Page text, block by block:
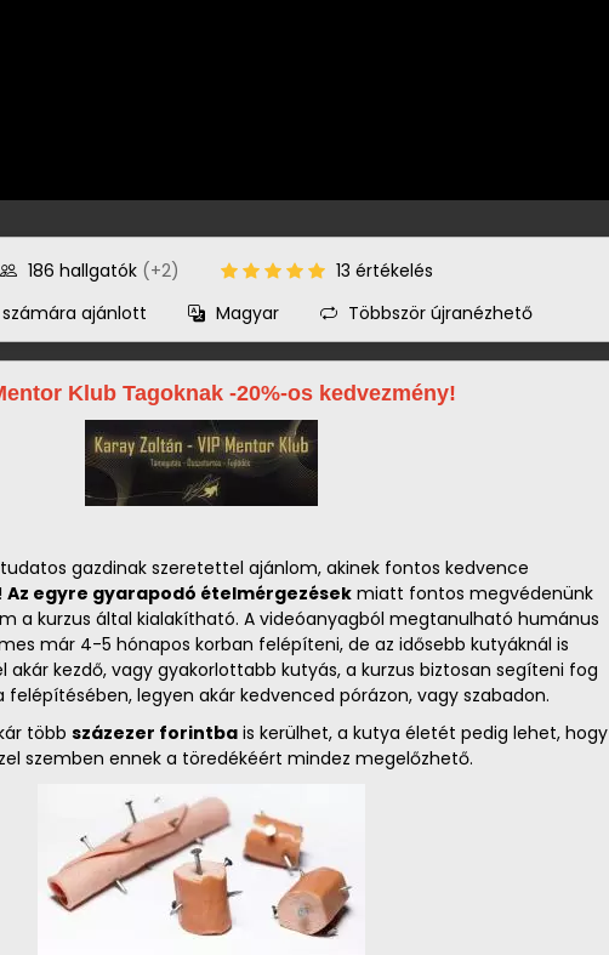
186 hallgatók (+2)
13 értékelés
számára ajánlott Magyar Többször újranézhető
Klub Tagoknak -20%-os kedvezmény!
gazdinak szeretettel ajánlom, akinek fontos kedvence
Az egyre gyarapodó ételmérgezések miatt fontos megvédenünk
a kurzus által kialakítható. A videóanyagból megtanulható humánus
már 4-5 hónapos korban felépíteni, de az idősebb kutyáknál is
akár kezdő, vagy gyakorlottabb kutyás, a kurzus biztosan segíteni fog
felépítésében, legyen akár kedvenced pórázon, vagy szabadon.
több százezer forintba is kerülhet, a kutya életét pedig lehet, hogy
szemben ennek a töredékéért mindez megelőzhető.